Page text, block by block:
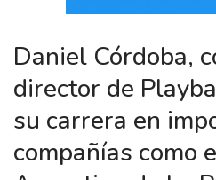
Daniel Córdoba,
director de
su carrera en
compañías como